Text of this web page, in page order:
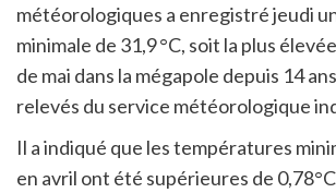
météorologiques a enregistré jeudi
minimale de 31,9 °C, soit la plus
de mai dans la mégapole depuis 14
relevés du service météorologique
Il a indiqué que les températures
en avril ont été supérieures de